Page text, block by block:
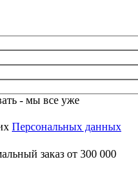
- мы все уже
Персональных данных
заказ от 300 000